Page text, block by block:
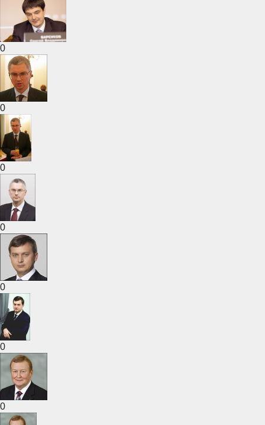
0
0
0
0
0
0
0